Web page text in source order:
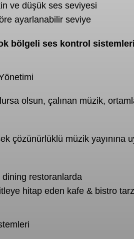
ve düşük ses seviyesi
ayarlanabilir seviye
bölgeli ses kontrol sistemleri
olsun, çalınan müzik,
çözünürlüklü müzik yayınına
dining restoranlarda
hitap eden kafe & bistro